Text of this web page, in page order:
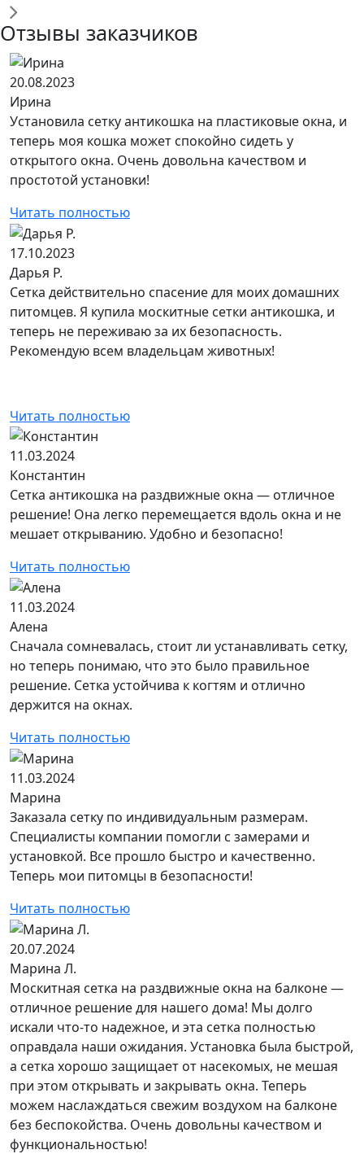
Отзывы заказчиков
20.08.2023
Ирина
Установила сетку антикошка на пластиковые окна, и
теперь моя кошка может спокойно сидеть у
открытого окна. Очень довольна качеством и
простотой установки!
Читать полностью
17.10.2023
Дарья Р.
Сетка действительно спасение для моих домашних
питомцев. Я купила москитные сетки антикошка, и
теперь не переживаю за их безопасность.
Рекомендую всем владельцам животных!
Читать полностью
11.03.2024
Константин
Сетка антикошка на раздвижные окна — отличное
решение! Она легко перемещается вдоль окна и не
мешает открыванию. Удобно и безопасно!
Читать полностью
11.03.2024
Алена
Сначала сомневалась, стоит ли устанавливать сетку,
но теперь понимаю, что это было правильное
решение. Сетка устойчива к когтям и отлично
держится на окнах.
Читать полностью
11.03.2024
Марина
Заказала сетку по индивидуальным размерам.
Специалисты компании помогли с замерами и
установкой. Все прошло быстро и качественно.
Теперь мои питомцы в безопасности!
Читать полностью
20.07.2024
Марина Л.
Москитная сетка на раздвижные окна на балконе —
отличное решение для нашего дома! Мы долго
искали что-то надежное, и эта сетка полностью
оправдала наши ожидания. Установка была быстрой,
а сетка хорошо защищает от насекомых, не мешая
при этом открывать и закрывать окна. Теперь
можем наслаждаться свежим воздухом на балконе
без беспокойства. Очень довольны качеством и
функциональностью!